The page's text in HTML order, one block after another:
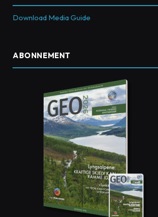
Download Media Guide
ABONNEMENT